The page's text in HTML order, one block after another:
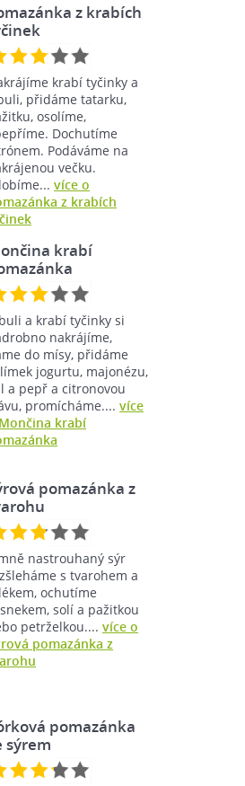
z krabích
krabí tyčinky a
přidáme tatarku,
osolíme,
Dochutíme
Podáváme na
večku.
více o
z krabích
krabí
a krabí tyčinky si
nakrájíme,
do mísy, přidáme
jogurtu, majonézu,
a pepř a citronovou
promícháme.... více
krabí
pomazánka z
nastrouhaný sýr
s tvarohem a
ochutíme
solí a pažitkou
petrželkou.... více o
pomazánka z
pomazánka
sýrem